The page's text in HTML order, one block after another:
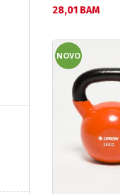
Текуща цена:
28,01 BAM
NOVO